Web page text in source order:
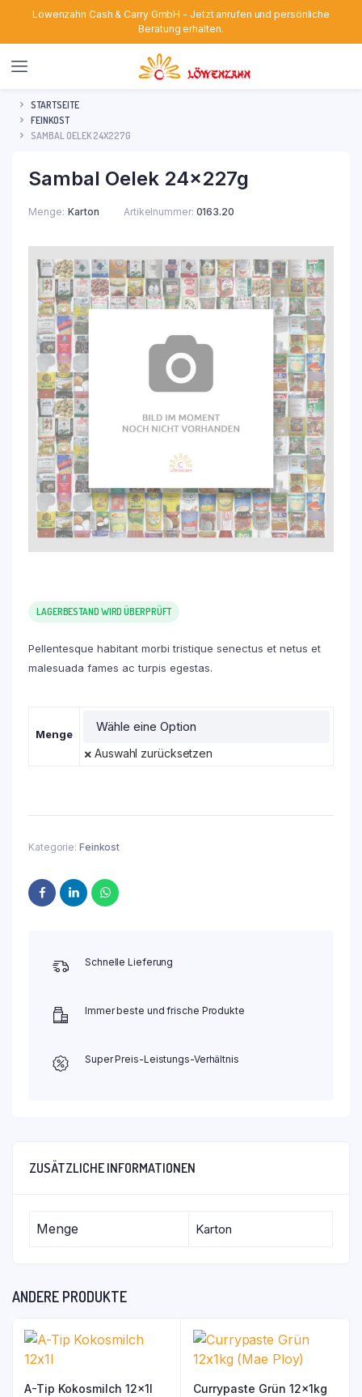
Löwenzahn Cash & Carry GmbH - Jetzt anrufen und persönliche
Beratung erhalten.
STARTSEITE
FEINKOST
SAMBAL OELEK 24X227G
Sambal Oelek 24x227g
Menge Karton Artikelnummer: 0163.20
LAGERBESTAND WIRD ÜBERPRÜFT
Pellentesque habitant morbi tristique senectus et netus et
malesuada fames ac turpis egestas.
Menge
Auswahl zurücksetzen
Kategorie: Feinkost
Schnelle Lieferung
Immer beste und frische Produkte
Super Preis-Leistungs-Verhältnis
ZUSÄTZLICHE INFORMATIONEN
Menge Karton
ANDERE PRODUKTE
A-Tip Kokosmilch 12x1l
Currypaste Grün 12x1kg